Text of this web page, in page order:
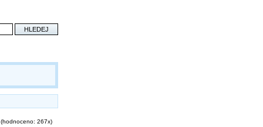
(hodnoceno: 267x)